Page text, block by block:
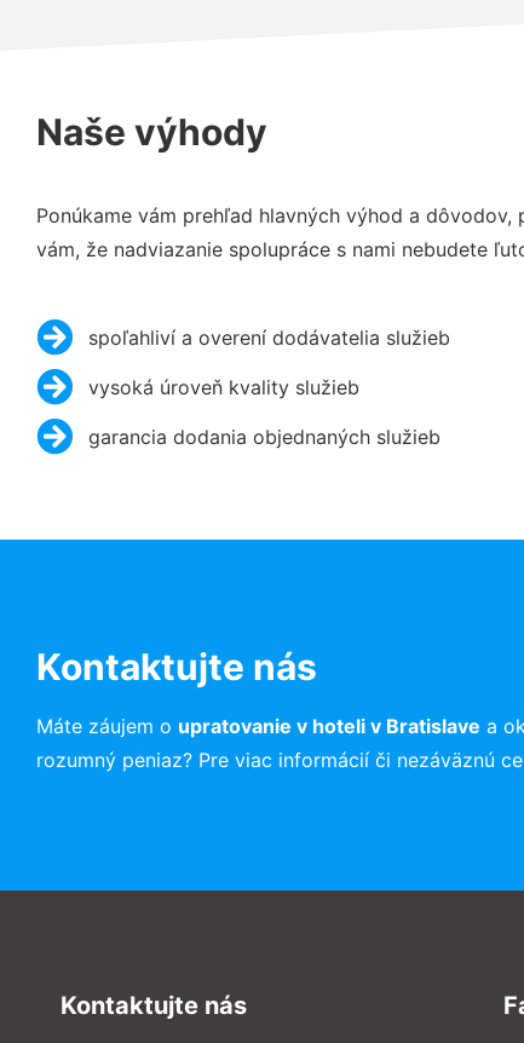
Naše výhody
Ponúkame vám prehľad hlavných výhod a
vám, že nadviazanie spolupráce s nami nebudete
spoľahliví a overení dodávatelia služieb
vysoká úroveň kvality služieb
garancia dodania objednaných služieb
Kontaktujte nás
Máte záujem o upratovanie v hoteli v Bratislave a
rozumný peniaz? Pre viac informácií či nezáväznú
Kontaktujte nás